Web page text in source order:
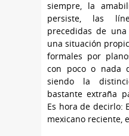
siempre, la
persiste, las
precedidas de
una situación
formales por
con poco o nada
siendo la
bastante extraña
Es hora de decirlo:
mexicano reciente,